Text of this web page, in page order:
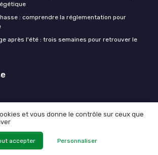
: comprendre la réglementation pour
après l'été : trois semaines pour retrouver le
© Chien de chasse 2026
et vous donne le contrôle sur ceux que
accepter Personnaliser